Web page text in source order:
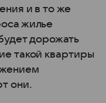
и в то же
жилье
дорожать
такой квартиры
они.